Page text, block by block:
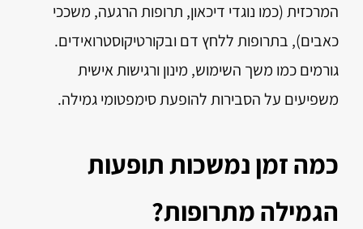
המרכזית (כמו נוגדי דיכאון, תרופות הרגעה, משככי
כאבים), בתרופות ללחץ דם ובקורטיקוסטרואידים.
גורמים כמו משך השימוש, מינון ורגישות אישית
משפיעים על הסבירות להופעת סימפטומי גמילה.
כמה זמן נמשכות תופעות
הגמילה מתרופות?